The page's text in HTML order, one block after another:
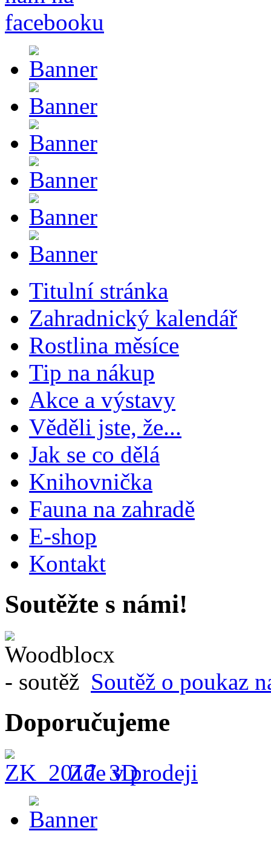
Titulní stránka
Zahradnický kalendář
Rostlina měsíce
Tip na nákup
Akce a výstavy
Věděli jste, že...
Jak se co dělá
Knihovnička
Fauna na zahradě
E-shop
Kontakt
Soutěžte s námi!
Soutěž o poukaz
Doporučujeme
Zde v prodeji